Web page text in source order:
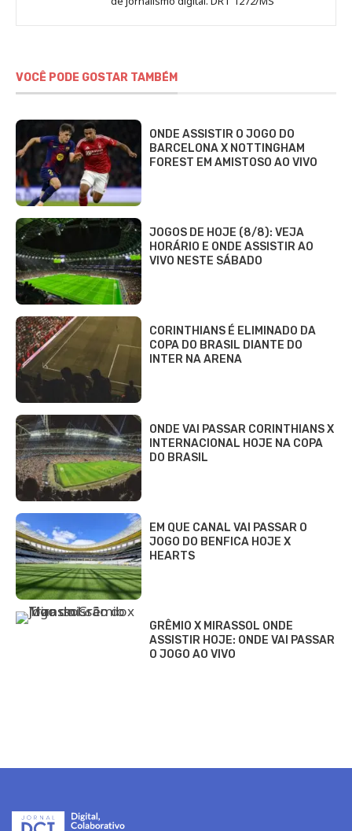
VOCÊ PODE GOSTAR TAMBÉM
ONDE ASSISTIR O JOGO DO
BARCELONA X NOTTINGHAM
FOREST EM AMISTOSO AO VIVO
JOGOS DE HOJE (8/8): VEJA
HORÁRIO E ONDE ASSISTIR AO
VIVO NESTE SÁBADO
CORINTHIANS É ELIMINADO DA
COPA DO BRASIL DIANTE DO
INTER NA ARENA
ONDE VAI PASSAR CORINTHIANS X
INTERNACIONAL HOJE NA COPA
DO BRASIL
EM QUE CANAL VAI PASSAR O
JOGO DO BENFICA HOJE X
HEARTS
GRÊMIO X MIRASSOL ONDE
ASSISTIR HOJE: ONDE VAI PASSAR
O JOGO AO VIVO